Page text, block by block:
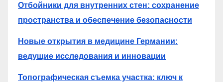
Отбойники для внутренних стен: сохранение
пространства и обеспечение безопасности
Новые открытия в медицине Германии:
ведущие исследования и инновации
Топографическая съемка участка: ключ к